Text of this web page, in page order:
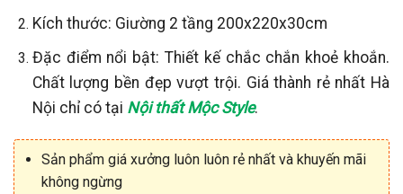
sao
Kích thước: Giường 2 tầng 200x220x30cm
Đặc điểm nổi bật: Thiết kế chắc chắn khoẻ khoắn.
Chất lượng bền đẹp vượt trội. Giá thành rẻ nhất Hà
Nội chỉ có tại Nội thất Mộc Style.
Sản phẩm giá xưởng luôn luôn rẻ nhất và khuyến mãi
không ngừng